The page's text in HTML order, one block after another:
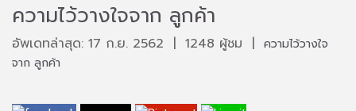
ความไว้วางใจจาก ลูกค้า
อัพเดทล่าสุด: 17 ก.ย. 2562 | 1248 ผู้ชม | ความไว้วางใจ
จาก ลูกค้า